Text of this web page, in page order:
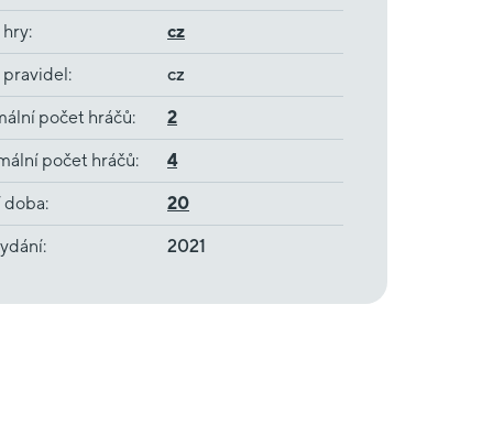
hry: cz
pravidel: cz
počet hráčů: 2
počet hráčů: 4
doba: 20
: 2021